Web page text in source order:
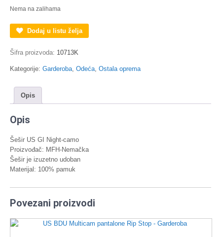
Nema na zalihama
Dodaj u listu želja
Šifra proizvoda: 10713K
Kategorije: Garderoba, Odeća, Ostala oprema
Opis
Opis
Šešir US GI Night-camo
Proizvođač: MFH-Nemačka
Šešir je izuzetno udoban
Materijal: 100% pamuk
Povezani proizvodi